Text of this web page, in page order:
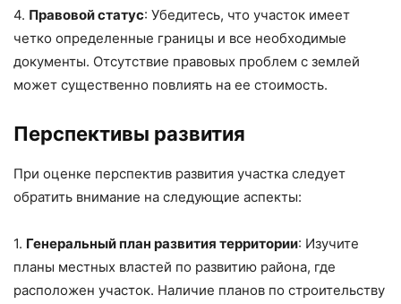
4. Правовой статус: Убедитесь, что участок имеет
четко определенные границы и все необходимые
документы. Отсутствие правовых проблем с землей
может существенно повлиять на ее стоимость.
Перспективы развития
При оценке перспектив развития участка следует
обратить внимание на следующие аспекты:
1. Генеральный план развития территории: Изучите
планы местных властей по развитию района, где
расположен участок. Наличие планов по строительству